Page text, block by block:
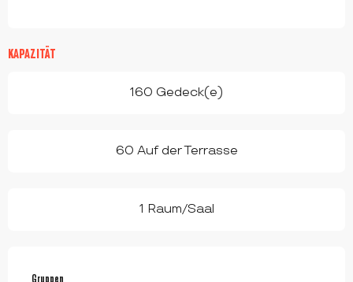
KAPAZITÄT
160 Gedeck(e)
60 Auf der Terrasse
1 Raum/Saal
Gruppen
Gruppen